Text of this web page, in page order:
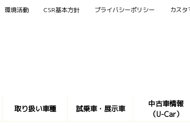
取り扱い車種 試乗車・展示車
中古車情報
（U-Car）
環境活動 CSR基本方針 プライバシーポリシー カス